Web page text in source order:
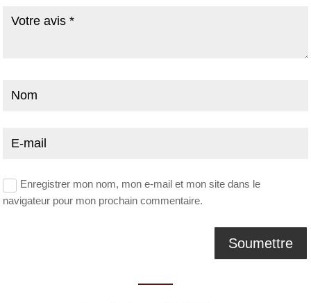
Enregistrer mon nom, mon e-mail et mon site dans le
navigateur pour mon prochain commentaire.